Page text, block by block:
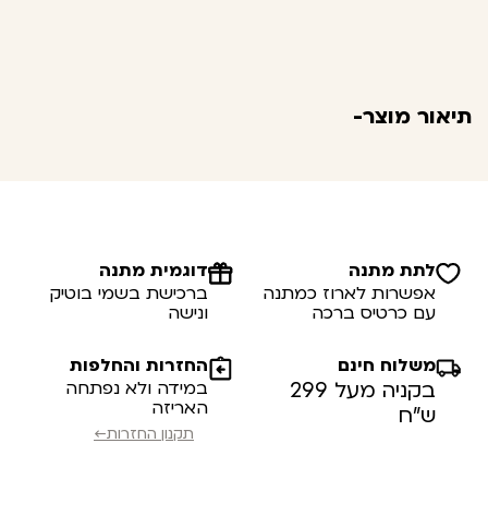
תיאור מוצר-
לתת מתנה
אפשרות לארוז כמתנה
עם כרטיס ברכה
דוגמית מתנה
ברכישת בשמי בוטיק
ונישה
משלוח חינם
בקניה מעל 299
ש”ח
החזרות והחלפות
במידה ולא נפתחה
האריזה
תקנון החזרות←